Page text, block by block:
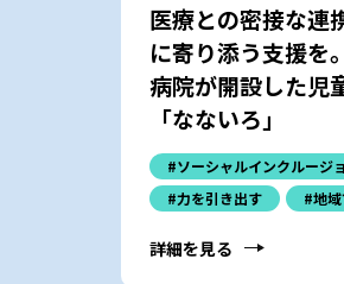
医療との密接な連
に寄り添う支援を。
病院が開設した児
「なないろ」
#ソーシャルインクルージ
#力を引き出す
#地
詳細を見る